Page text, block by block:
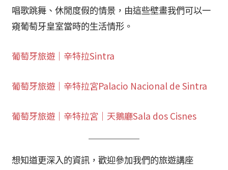
唱歌跳舞、休閒度假的情景，由這些壁畫我們可以一
窺葡萄牙皇室當時的生活情形。
葡萄牙旅遊｜辛特拉Sintra
葡萄牙旅遊｜辛特拉宮Palacio Nacional de Sintra
葡萄牙旅遊｜辛特拉宮｜天鵝廳Sala dos Cisnes
想知道更深入的資訊，歡迎參加我們的旅遊講座